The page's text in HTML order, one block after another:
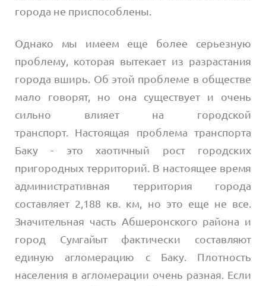
города не приспособлены.
Однако мы имеем еще более серьезную
проблему, которая вытекает из разрастания
города вширь. Об этой проблеме в обществе
мало говорят, но она существует и очень
сильно влияет на городской
транспорт. Настоящая проблема транспорта
Баку - это хаотичный рост городских
пригородных территорий. В настоящее время
административная территория города
составляет 2,188 кв. км, но это еще не все.
Значительная часть Абшеронского района и
город Сумгайыт фактически составляют
единую агломерацию с Баку. Плотность
населения в агломерации очень разная. Если